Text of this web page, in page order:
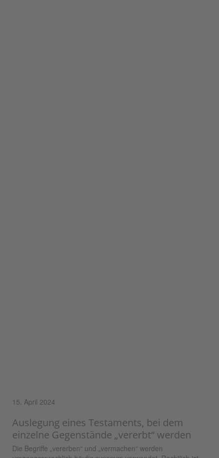
15. April 2024
Auslegung eines Testaments, bei dem
einzelne Gegenstände „vererbt“ werden
Die Begriffe „vererben“ und „vermachen“ werden